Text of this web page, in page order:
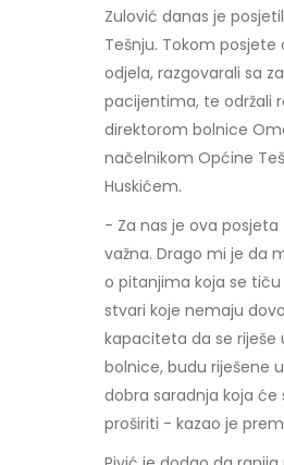
Zulović danas je
Tešnju. Tokom posjete
odjela, razgovarali sa
pacijentima, te održali
direktorom bolnice
načelnikom Općine
Huskićem.
- Za nas je ova posjeta
važna. Drago mi je da
o pitanjima koja se tiču
stvari koje nemaju
kapaciteta da se riješe
bolnice, budu riješene
dobra saradnja koja
proširiti - kazao je